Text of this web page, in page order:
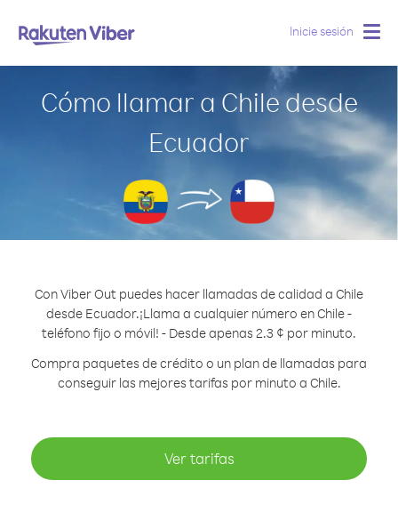
Inicie sesión
Cómo llamar a Chile desde
Ecuador
Con Viber Out puedes hacer llamadas de calidad a Chile
desde Ecuador.¡Llama a cualquier número en Chile -
teléfono fijo o móvil! - Desde apenas 2.3 ¢ por minuto.
Compra paquetes de crédito o un plan de llamadas para
conseguir las mejores tarifas por minuto a Chile.
Ver tarifas